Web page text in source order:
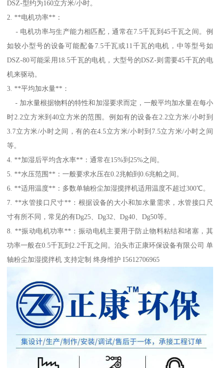
DSZ-型约为160立方米/小时。
2. **电机功率**：
- 电机功率与生产能力相匹配，通常在7.5千瓦到45千瓦之间。例
如较小型号的设备可能配备7.5千瓦或11千瓦的电机，中等型号如
DSZ-80可能采用18.5千瓦的电机，大型号的DSZ-则需要45千瓦的电
机来驱动。
3. **平均加水量**：
- 加水量根据物料的特性和加湿要求而定，一般平均加水量在每小
时2.2立方米到40立方米的范围。例如有的设备在2.2立方米/小时到
3.7立方米/小时之间，有的在4.5立方米/小时到7.5立方米/小时之间
等。
4. **加湿后平均含水率**：通常在15%到25%之间。
5. **水压范围**：一般要求水压在0.2兆帕到0.6兆帕之间。
6. **适用温度**：多数单轴粉尘加湿搅拌机适用温度不超过300℃。
7. **水管接口尺寸**：根据设备的大小和加水量需求，水管接口尺
寸有所不同，常见的有Dg25、Dg32、Dg40、Dg50等。
8. **振动电机功率**：振动电机主要用于防止物料粘结和堵塞，其
功率一般在0.5千瓦到2.2千瓦之间。泊头市正康环保设备有限公司 单
轴粉尘加湿搅拌机 支持定制 终身维护 I5612706965